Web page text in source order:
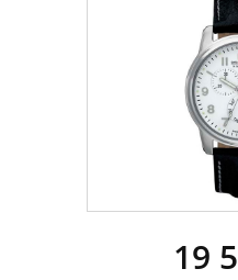
19